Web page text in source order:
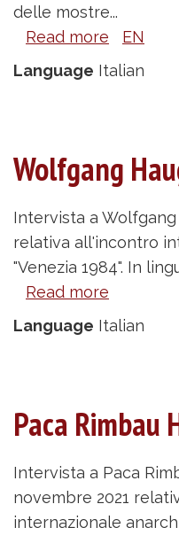
delle mostre...
Read more about
Fabio
EN
Language Italian
Wolfgang
Intervista a
relativa all'incontro
"Venezia 1984". In
Read more
Wolfgang
Language Italian
Paca Rimbau
Intervista a Paca
novembre 2021
internazionale